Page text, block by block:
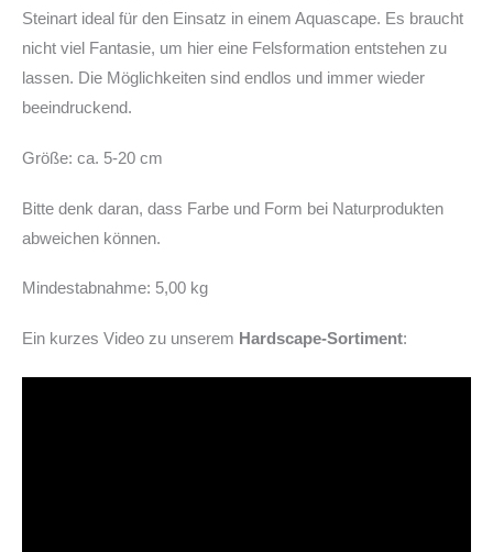
Steinart ideal für den Einsatz in einem Aquascape. Es braucht
nicht viel Fantasie, um hier eine Felsformation entstehen zu
lassen. Die Möglichkeiten sind endlos und immer wieder
beeindruckend.
Größe: ca. 5-20 cm
Bitte denk daran, dass Farbe und Form bei Naturprodukten
abweichen können.
Mindestabnahme: 5,00 kg
Ein kurzes Video zu unserem Hardscape-Sortiment: